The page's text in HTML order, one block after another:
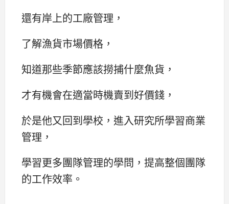
還有岸上的工廠管理，
了解漁貨市場價格，
知道那些季節應該撈捕什麼魚貨，
才有機會在適當時機賣到好價錢，
於是他又回到學校，進入研究所學習商業
管理，
學習更多團隊管理的學問，提高整個團隊
的工作效率。